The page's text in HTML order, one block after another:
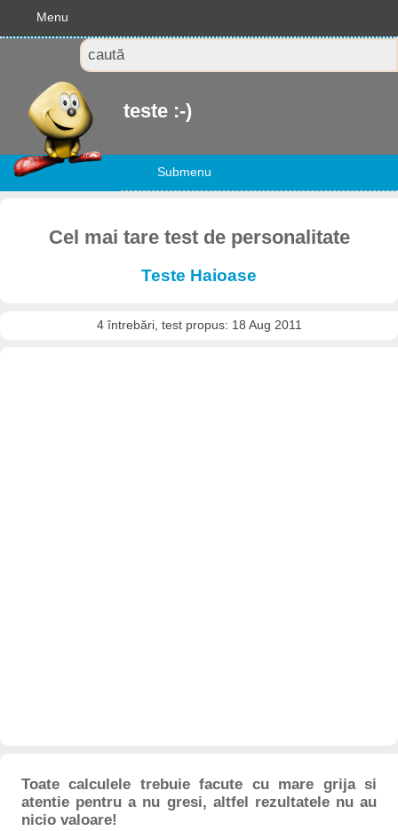
Menu
teste :-)
Submenu
Cel mai tare test de personalitate
Teste Haioase
4 întrebări, test propus: 18 Aug 2011
Toate calculele trebuie facute cu mare grija si
atentie pentru a nu gresi, altfel rezultatele nu au
nicio valoare!